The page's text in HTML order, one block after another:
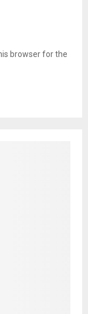
browser for the